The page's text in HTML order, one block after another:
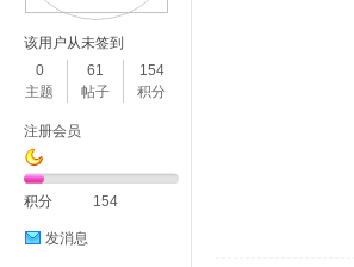
该用户从未签到
0
主题
61
帖子
154
积分
注册会员
积分 154
发消息